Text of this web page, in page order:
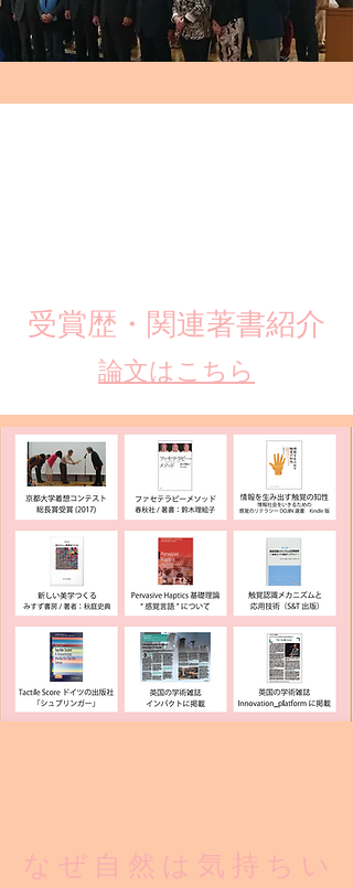
​受賞歴・関連著書紹介
​論文はこちら
な ぜ 自 然 は 気 持 ち い